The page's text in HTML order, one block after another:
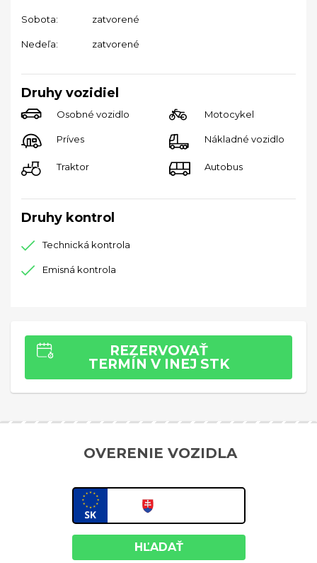
Sobota: zatvorené
Nedeľa: zatvorené
Druhy vozidiel
Osobné vozidlo Motocykel
Príves Nákladné vozidlo
Traktor Autobus
Druhy kontrol
Technická kontrola
Emisná kontrola
REZERVOVAŤ
TERMÍN V INEJ STK
OVERENIE VOZIDLA
HĽADAŤ